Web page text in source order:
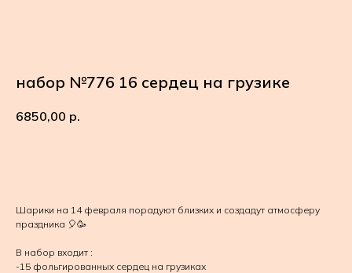
набор №776 16 сердец на грузике
6850,00 р.
Шарики на 14 февраля порадуют близких и создадут атмосферу
праздника 🎈🥳
В набор входит :
-15 фольгированных сердец на грузиках